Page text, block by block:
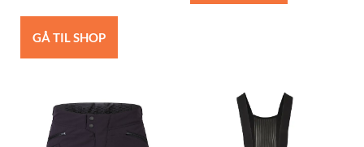
GÅ TIL SHOP